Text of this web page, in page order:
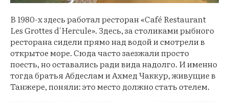
В 1980-х здесь работал ресторан «Café Restaurant
Les Grottes d'Hercule». Здесь, за столиками рыбного
ресторана сидели прямо над водой и смотрели в
открытое море. Сюда часто заезжали просто
поесть, но оставались ради вида надолго. И именно
тогда братья Абдеслам и Ахмед Чаккур, живущие в
Танжере, поняли: это место должно стать отелем.